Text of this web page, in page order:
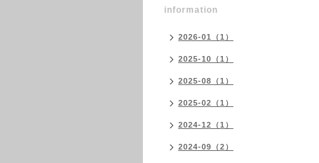
information
2026-01（1）
2025-10（1）
2025-08（1）
2025-02（1）
2024-12（1）
2024-09（2）